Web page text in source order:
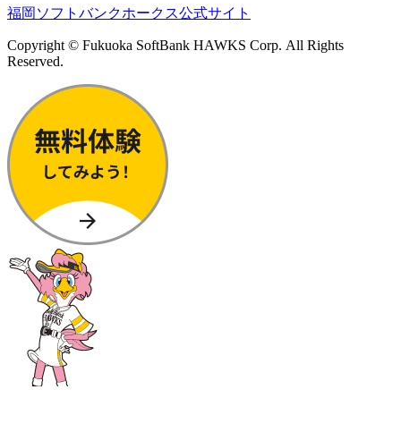
福岡ソフトバンクホークス公式サイト
Copyright © Fukuoka SoftBank HAWKS Corp. All Rights
Reserved.